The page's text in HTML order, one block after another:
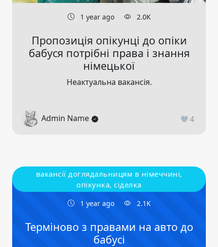
1 year ago 2.0K
Пропозиція опікунці до опіки
бабуся потрібні права і знання
німецької
Неактуальна вакансія.
Admin Name 4
1 year ago 2.1K
вакансії доглядальницям в німеччині,
опікунка, сіделка
Терміново з правами на авто до
бабусі